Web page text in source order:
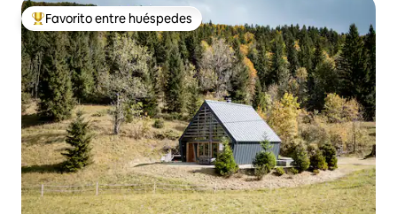
Favorito entre huéspedes preferido
Favorito entre huéspedes